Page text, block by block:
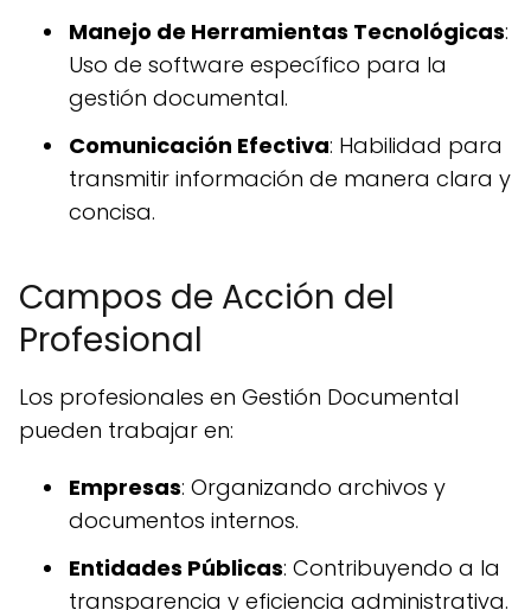
Manejo de Herramientas Tecnológicas:
Uso de software específico para la
gestión documental.
Comunicación Efectiva: Habilidad para
transmitir información de manera clara y
concisa.
Campos de Acción del
Profesional
Los profesionales en Gestión Documental
pueden trabajar en:
Empresas: Organizando archivos y
documentos internos.
Entidades Públicas: Contribuyendo a la
transparencia y eficiencia administrativa.